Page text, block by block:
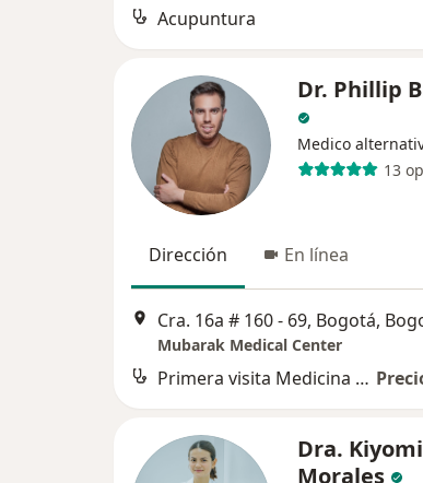
Acupuntura
Dr. Phillip
Medico
13
Dirección En línea
Cra. 16a # 160 - 69, Bogotá,
Mubarak Medical Center
Primera visita Medicina Alternativa
Dra.
Morales